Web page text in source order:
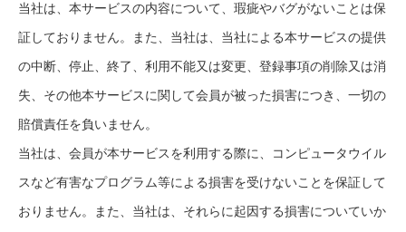
当社は、本サービスの内容について、瑕疵やバグがないことは保
証しておりません。また、当社は、当社による本サービスの提供
の中断、停止、終了、利用不能又は変更、登録事項の削除又は消
失、その他本サービスに関して会員が被った損害につき、一切の
賠償責任を負いません。
当社は、会員が本サービスを利用する際に、コンピュータウイル
スなど有害なプログラム等による損害を受けないことを保証して
おりません。また、当社は、それらに起因する損害についていか